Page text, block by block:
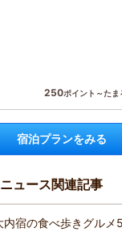
250ポイント～たま
宿泊プランをみる
ュース関連記事
内宿の食べ歩きグルメ